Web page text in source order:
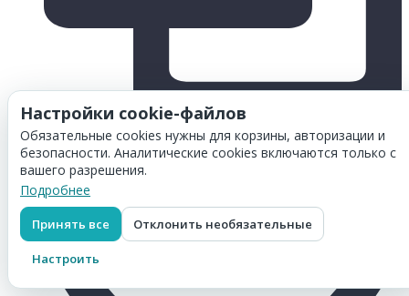
Настройки cookie-файлов
Обязательные cookies нужны для корзины, авторизации и
безопасности. Аналитические cookies включаются только с
вашего разрешения.
Подробнее
Принять все Отклонить необязательные
Настроить